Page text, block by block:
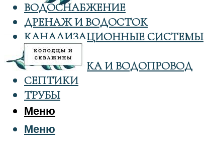
ВОДОСНАБЖЕНИЕ
ДРЕНАЖ И ВОДОСТОК
КАНАЛИЗАЦИОННЫЕ СИСТЕМЫ
КОЛОДЦЫ
САНТЕХНИКА И ВОДОПРОВОД
СЕПТИКИ
ТРУБЫ
Меню
Меню